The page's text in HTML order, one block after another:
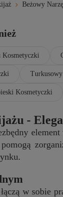
Beżowy
Kosmetyczki
Kosmetyczki
-
w sobie